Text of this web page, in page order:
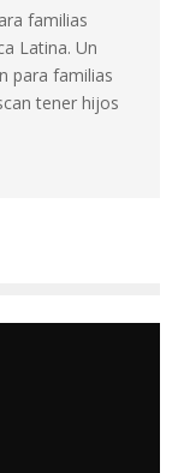
familias
Latina. Un
para familias
tener hijos